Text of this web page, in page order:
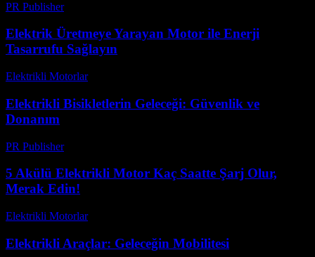
PR Publisher-
Elektrik Üretmeye Yarayan Motor ile Enerji
Tasarrufu Sağlayın
Elektrikli Motorlar-
Elektrikli Bisikletlerin Geleceği: Güvenlik ve
Donanım
PR Publisher-
5 Akülü Elektrikli Motor Kaç Saatte Şarj Olur,
Merak Edin!
Elektrikli Motorlar-
Elektrikli Araçlar: Geleceğin Mobilitesi